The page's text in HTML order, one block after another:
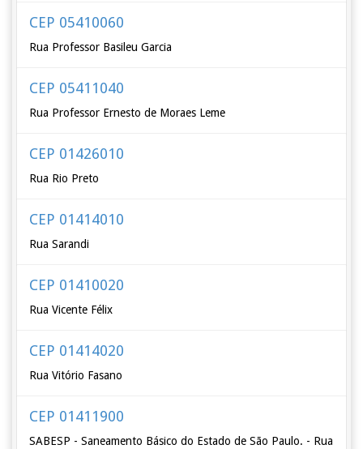
CEP 05410060
Rua Professor Basileu Garcia
CEP 05411040
Rua Professor Ernesto de Moraes Leme
CEP 01426010
Rua Rio Preto
CEP 01414010
Rua Sarandi
CEP 01410020
Rua Vicente Félix
CEP 01414020
Rua Vitório Fasano
CEP 01411900
SABESP - Saneamento Básico do Estado de São Paulo. - Rua